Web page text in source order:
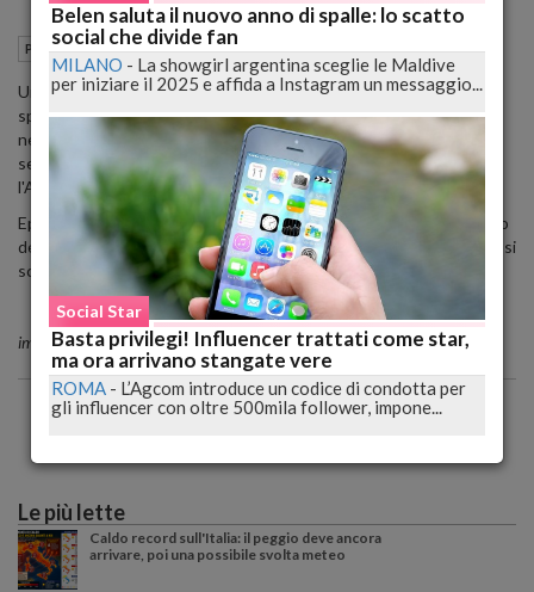
Pazzo WEB L'Aquila (AQ) 06 Maggio 2013 10:19
Un bel caos di festa ieri sera per la processione di rientro delle
spoglia di Celestino V nella Basilica di S. Maria di Collemaggio, ma
nel chiassoso disordine tra fedeli, autorità civili e religiose e
semplici avventori del parco cittadino viene "investito"
l'Arcivescovo Molinari da una giovanissima ciclista.
Episodio innocuo e innocente di una bambina che perso il controllo
della bici va a sbattere in modo lieve al caro Don Giuseppe, lui non si
scompone, sorride e apprezza la vita che torna in città.
immagini di Marialaura Carducci
Le più lette
Caldo record sull'Italia: il peggio deve ancora
arrivare, poi una possibile svolta meteo
Belen saluta il nuovo anno di spalle: lo scatto
social che divide fan
MILANO - La showgirl argentina sceglie le Maldive
per iniziare il 2025 e affida a Instagram un messaggio...
Social Star
Basta privilegi! Influencer trattati come star,
ma ora arrivano stangate vere
ROMA - L’Agcom introduce un codice di condotta per
gli influencer con oltre 500mila follower, impone...